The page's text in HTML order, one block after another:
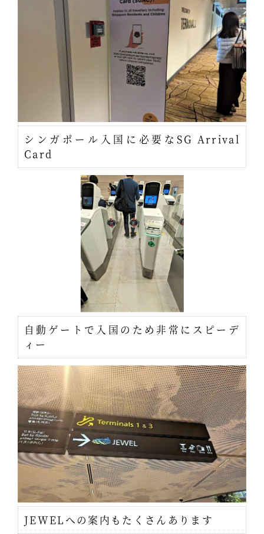
シンガポール入国に必要なSG Arrival
Card
自動ゲートで入国のため非常にスピーデ
ィー
JEWELへの案内もたくさんあります